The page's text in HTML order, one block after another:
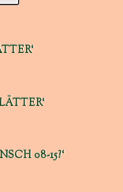
08-15?‘